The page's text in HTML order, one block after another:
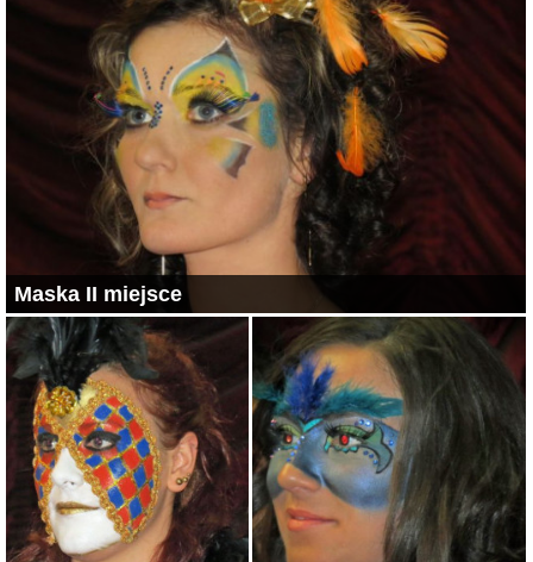
Maska II miejsce